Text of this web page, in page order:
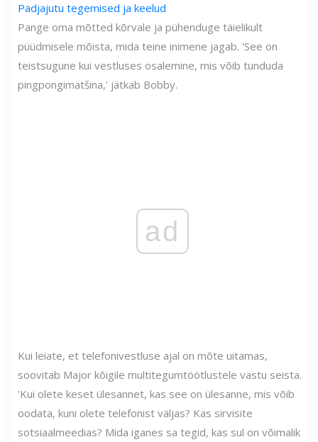
Padjajutu tegemised ja keelud
Pange oma mõtted kõrvale ja pühenduge täielikult
püüdmisele mõista, mida teine ​​inimene jagab. 'See on
teistsugune kui vestluses osalemine, mis võib tunduda
pingpongimatšina,' jätkab Bobby.
ad
Kui leiate, et telefonivestluse ajal on mõte uitamas,
soovitab Major kõigile multitegumtöötlustele vastu seista.
'Kui olete keset ülesannet, kas see on ülesanne, mis võib
oodata, kuni olete telefonist väljas? Kas sirvisite
sotsiaalmeedias? Mida iganes sa tegid, kas sul on võimalik